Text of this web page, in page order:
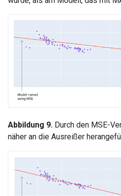
Abbildung 9. Durch den MSE-
näher an die Ausreißer